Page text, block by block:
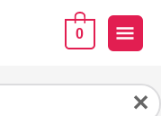
0
✕